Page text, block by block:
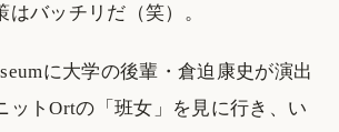
はバッチリだ（笑）。
に大学の後輩・倉迫康史が演出
ットOrtの「班女」を見に行き、い